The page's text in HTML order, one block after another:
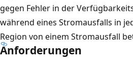
gegen Fehler in der
während eines Stromausfalls in
Region von einem Stromausfall
Anforderungen